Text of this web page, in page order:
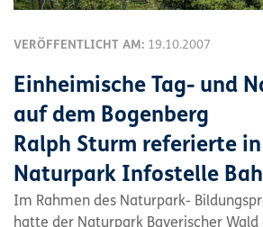
VERÖFFENTLICHT AM: 19.10.2007
Einheimische Tag- und
auf dem Bogenberg
Ralph Sturm referierte
Naturpark Infostelle
Im Rahmen des Naturpark-
hatte der Naturpark Bayerischer Wald